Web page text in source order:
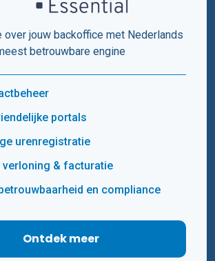
over jouw backoffice met Nederlands
betrouwbare engine
portals
urenregistratie
verloning & facturatie
en compliance
Ontdek meer